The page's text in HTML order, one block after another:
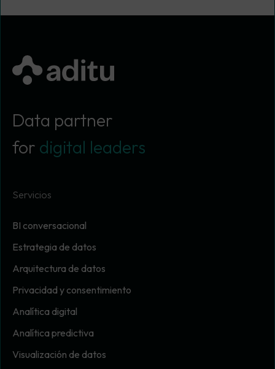
Data partner
for digital leaders
Servicios
BI conversacional
Estrategia de datos
Arquitectura de datos
Privacidad y consentimiento
Analítica digital
Analítica predictiva
Visualización de datos